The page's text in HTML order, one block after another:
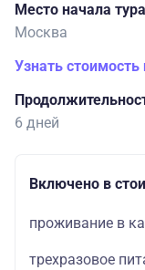
Место начала тура
Москва
Узнать
6 дней
Включено в
проживание в
трехразовое